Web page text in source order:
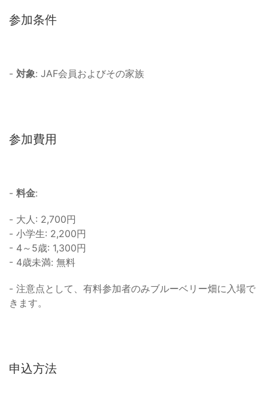
参加条件
- 対象: JAF会員およびその家族
参加費用
- 料金:
- 大人: 2,700円
- 小学生: 2,200円
- 4～5歳: 1,300円
- 4歳未満: 無料
- 注意点として、有料参加者のみブルーベリー畑に入場で
きます。
申込方法